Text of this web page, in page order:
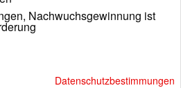
Nachwuchsgewinnung ist
Datenschutzbestimmungen